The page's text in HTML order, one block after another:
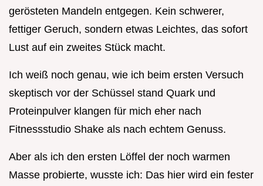
gerösteten Mandeln entgegen. Kein schwerer,
fettiger Geruch, sondern etwas Leichtes, das sofort
Lust auf ein zweites Stück macht.
Ich weiß noch genau, wie ich beim ersten Versuch
skeptisch vor der Schüssel stand Quark und
Proteinpulver klangen für mich eher nach
Fitnessstudio Shake als nach echtem Genuss.
Aber als ich den ersten Löffel der noch warmen
Masse probierte, wusste ich: Das hier wird ein fester